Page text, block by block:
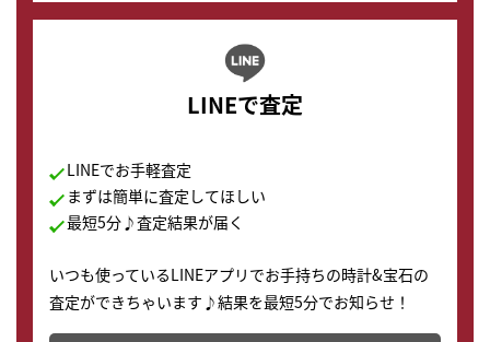
LINEで査定
LINEでお手軽査定
まずは簡単に査定してほしい
最短5分♪査定結果が届く
いつも使っているLINEアプリでお手持ちの時計&宝石の
査定ができちゃいます♪結果を最短5分でお知らせ！
どこからでもすぐに査定金額を知ることが出来ます。